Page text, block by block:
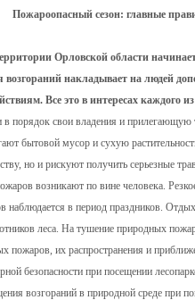
Пожароопасный сезон: главные
Орловской области
возгораний накладывает на людей
Все это в интересах каждого
в порядок свои владения и
бытовой мусор и сухую
но и рискуют получить серьезные
возникают по вине человека.
наблюдается в период праздников.
леса. На тушение природных
пожаров, их распространения и
безопасности при посещении
возгораний в природной среде при